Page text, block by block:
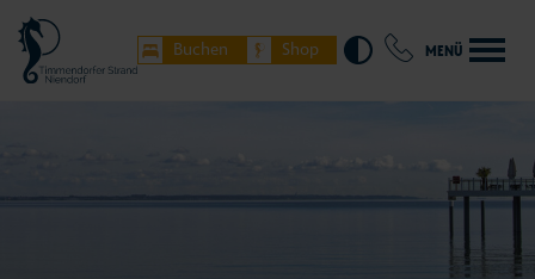
Buchen Shop MENÜ